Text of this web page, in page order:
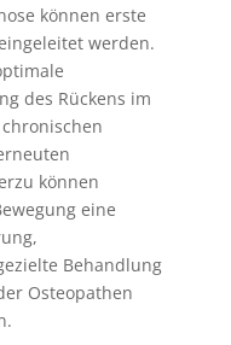
können erste
werden.
des Rückens im
können
eine
Behandlung
Osteopathen